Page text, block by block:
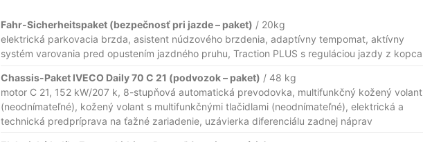
Fahr-Sicherheitspaket (bezpečnosť pri jazde – paket) / 20kg
elektrická parkovacia brzda, asistent núdzového brzdenia, adaptívny tempomat, aktívny
systém varovania pred opustením jazdného pruhu, Traction PLUS s reguláciou jazdy z kopca
Chassis-Paket IVECO Daily 70 C 21 (podvozok – paket) / 48 kg
motor C 21, 152 kW/207 k, 8-stupňová automatická prevodovka, multifunkčný kožený volant
(neodnímateľné), kožený volant s multifunkčnými tlačidlami (neodnímateľné), elektrická a
technická predpríprava na ťažné zariadenie, uzávierka diferenciálu zadnej náprav